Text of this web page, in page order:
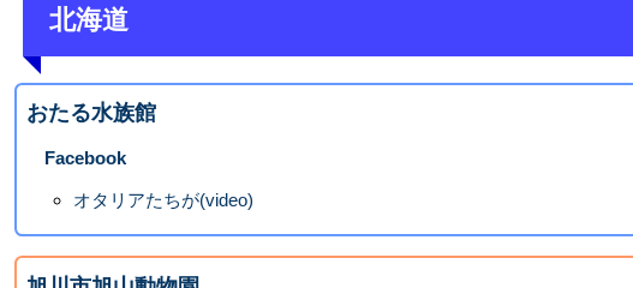
北海道
おたる水族館
Facebook
オタリアたちが(video)